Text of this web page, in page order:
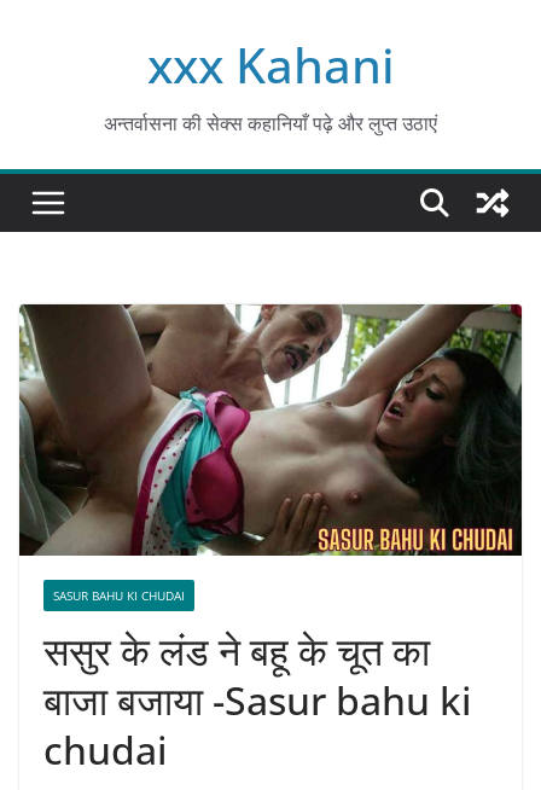
xxx Kahani
अन्तर्वासना की सेक्स कहानियाँ पढ़े और लुप्त उठाएं
SASUR BAHU KI CHUDAI
ससुर के लंड ने बहू के चूत का
बाजा बजाया -Sasur bahu ki
chudai